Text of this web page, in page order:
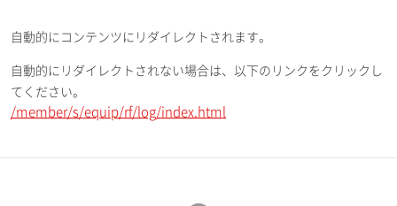
自動的にコンテンツにリダイレクトされます。
自動的にリダイレクトされない場合は、以下のリンクをクリックし
てください。
/member/s/equip/rf/log/index.html